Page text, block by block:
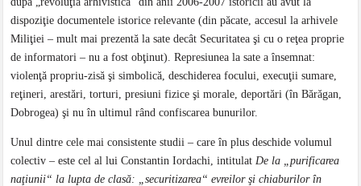
dispoziţie documentele istorice relevante (din păcate, accesul la arhivele
Miliţiei – mult mai prezentă la sate decât Securitatea şi cu o reţea proprie
de informatori – nu a fost obţinut). Represiunea la sate a însemnat:
violenţă propriu-zisă şi simbolică, deschiderea focului, execuţii sumare,
reţineri, arestări, torturi, presiuni fizice şi morale, deportări (în Bărăgan,
Dobrogea) şi nu în ultimul rând confiscarea bunurilor.
Unul dintre cele mai consistente studii – care în plus deschide volumul
colectiv – este cel al lui Constantin Iordachi, intitulat De la „purificarea
naţiunii“ la lupta de clasă: „securitizarea“ evreilor şi chiaburilor în